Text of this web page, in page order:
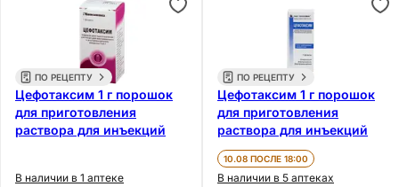
ПО РЕЦЕПТУ
Цефотаксим 1 г порошок
для приготовления
раствора для инъекций
В наличии в 1 аптеке
ПО РЕЦЕПТУ
Цефотаксим 1 г порошок
для приготовления
раствора для инъекций
10.08 ПОСЛЕ 18:00
В наличии в 5 аптеках